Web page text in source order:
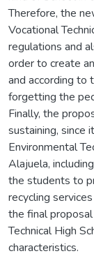
Therefore, the
Vocational
regulations and
order to create
and according to
forgetting the
Finally, the
sustaining, since
Environmental
Alajuela,
the students to
recycling
the final
Technical High
characteristics.